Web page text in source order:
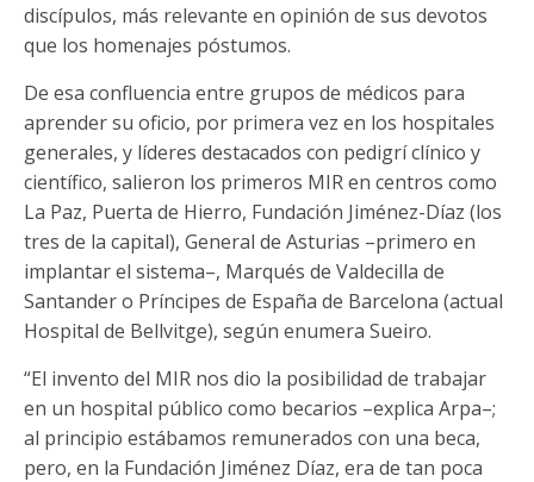
discípulos, más relevante en opinión de sus devotos
que los homenajes póstumos.
De esa confluencia entre grupos de médicos para
aprender su oficio, por primera vez en los hospitales
generales, y líderes destacados con pedigrí clínico y
científico, salieron los primeros MIR en centros como
La Paz, Puerta de Hierro, Fundación Jiménez-Díaz (los
tres de la capital), General de Asturias –primero en
implantar el sistema–, Marqués de Valdecilla de
Santander o Príncipes de España de Barcelona (actual
Hospital de Bellvitge), según enumera Sueiro.
“El invento del MIR nos dio la posibilidad de trabajar
en un hospital público como becarios –explica Arpa–;
al principio estábamos remunerados con una beca,
pero, en la Fundación Jiménez Díaz, era de tan poca